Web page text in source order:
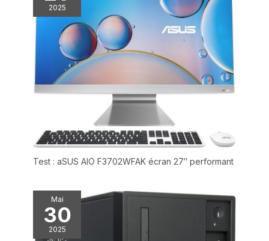
de 1920 x 1080, qui offre
une expérience de
visualisation claire et vive.
Le format grand écran 16:9
et l'angle de vision de 180
degrés garantissent des
images nettes et un champ
de vision large, que vous
regardiez des vidéos,
éditiez des images ou que
vous donniez des
présentations
commerciales. Léger et
dimensions de 35,4 x 22,8
x 1,8 cm, l'ordinateur
design de châssis en
2025
Test : aSUS AIO F3702WFAK écran 27″ performant
Mai
30
2025